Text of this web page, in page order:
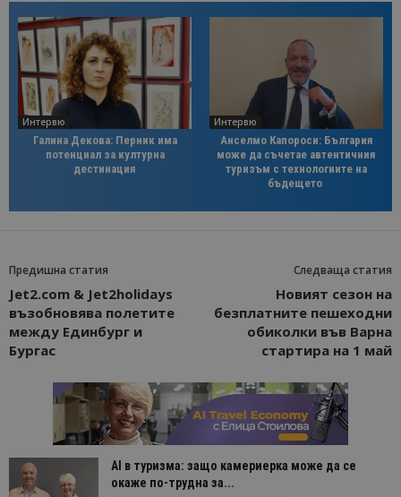
Интервю
Галина Декова: Перник има
потенциал за културна
дестинация
Интервю
Анселмо Капороси: България
може да съчетае автентичния
туризъм с технологиите на
бъдещето
Предишна статия
Jet2.com & Jet2holidays
възобновява полетите
между Единбург и
Бургас
Следваща статия
Новият сезон на
безплатните пешеходни
обиколки във Варна
стартира на 1 май
AI в туризма: защо камериерка може да се
окаже по-трудна за...